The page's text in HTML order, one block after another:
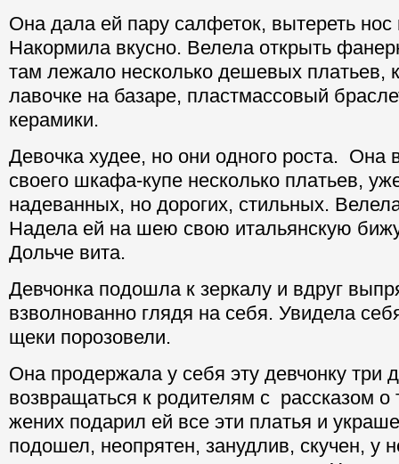
Она дала ей пару салфеток, вытереть нос
Накормила вкусно. Велела открыть
там лежало несколько дешевых платьев,
лавочке на базаре, пластмассовый
керамики.
Девочка худее, но они одного роста. Она
своего шкафа-купе несколько платьев,
надеванных, но дорогих, стильных.
Надела ей на шею свою итальянскую
Дольче вита.
Девчонка подошла к зеркалу и вдруг
взволнованно глядя на себя. Увидела
щеки порозовели.
Она продержала у себя эту девчонку три
возвращаться к родителям с рассказом о
жених подарил ей все эти платья и
подошел, неопрятен, занудлив, скучен, у